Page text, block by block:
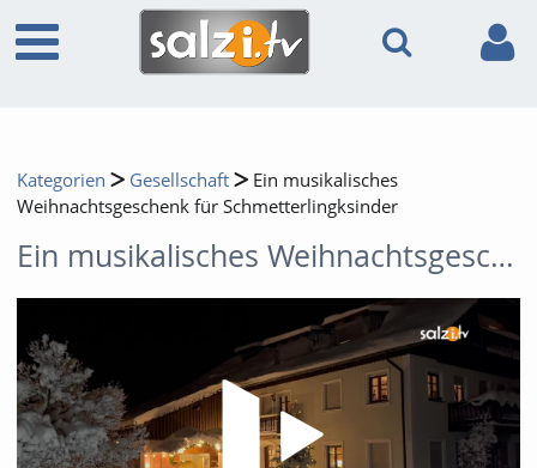
Kategorien Gesellschaft
Ein musikalisches
Weihnachtsgeschenk für Schmetterlingksinder
Ein musikalisches Weihnachtsgeschenk für Schmetterlingksinder